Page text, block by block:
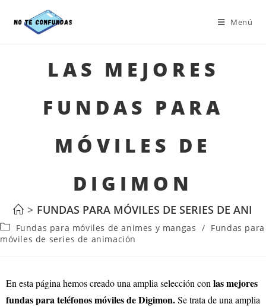
Menú
LAS MEJORES
FUNDAS PARA
MÓVILES DE
DIGIMON
> FUNDAS PARA MÓVILES DE SERIES DE
Fundas para móviles de animes y mangas / Fundas para
móviles de series de animación
En esta página hemos creado una amplia selección con las mejores
fundas para teléfonos móviles deDigimon.Se trata de una amplia